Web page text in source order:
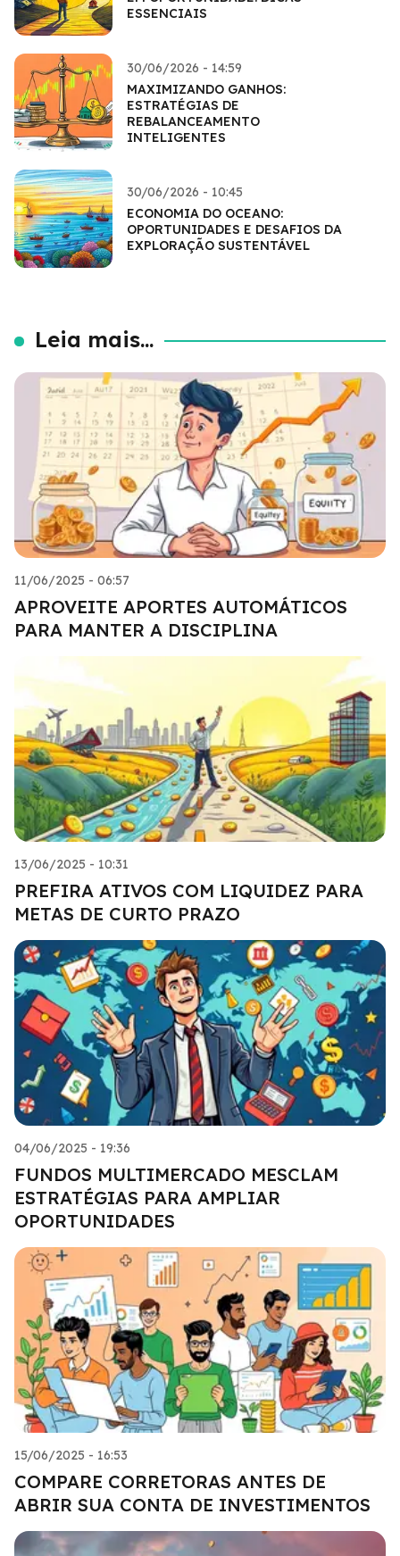
ESSENCIAIS
30/06/2026 - 14:59
MAXIMIZANDO GANHOS:
ESTRATÉGIAS DE
REBALANCEAMENTO
INTELIGENTES
30/06/2026 - 10:45
ECONOMIA DO OCEANO:
OPORTUNIDADES E DESAFIOS DA
EXPLORAÇÃO SUSTENTÁVEL
Leia mais...
11/06/2025 - 06:57
APROVEITE APORTES AUTOMÁTICOS
PARA MANTER A DISCIPLINA
13/06/2025 - 10:31
PREFIRA ATIVOS COM LIQUIDEZ PARA
METAS DE CURTO PRAZO
04/06/2025 - 19:36
FUNDOS MULTIMERCADO MESCLAM
ESTRATÉGIAS PARA AMPLIAR
OPORTUNIDADES
15/06/2025 - 16:53
COMPARE CORRETORAS ANTES DE
ABRIR SUA CONTA DE INVESTIMENTOS